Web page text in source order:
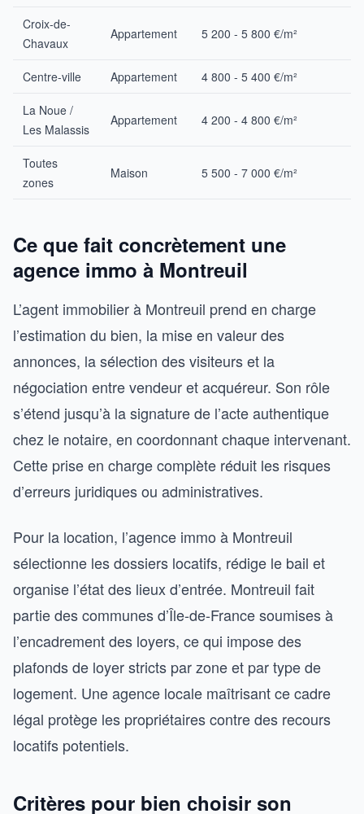
Croix-de-
Chavaux
Appartement 5 200 - 5 800 €/m²
Centre-ville Appartement 4 800 - 5 400 €/m²
La Noue /
Les Malassis
Appartement 4 200 - 4 800 €/m²
Toutes
zones
Maison 5 500 - 7 000 €/m²
Ce que fait concrètement une
agence immo à Montreuil
L’agent immobilier à Montreuil prend en charge
l’estimation du bien, la mise en valeur des
annonces, la sélection des visiteurs et la
négociation entre vendeur et acquéreur. Son rôle
s’étend jusqu’à la signature de l’acte authentique
chez le notaire, en coordonnant chaque intervenant.
Cette prise en charge complète réduit les risques
d’erreurs juridiques ou administratives.
Pour la location, l’agence immo à Montreuil
sélectionne les dossiers locatifs, rédige le bail et
organise l’état des lieux d’entrée. Montreuil fait
partie des communes d’Île-de-France soumises à
l’encadrement des loyers, ce qui impose des
plafonds de loyer stricts par zone et par type de
logement. Une agence locale maîtrisant ce cadre
légal protège les propriétaires contre des recours
locatifs potentiels.
Critères pour bien choisir son